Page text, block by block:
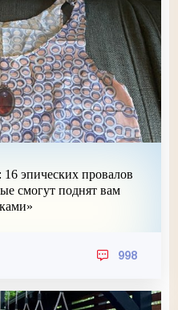
эпических провалов
смогут поднят вам
998